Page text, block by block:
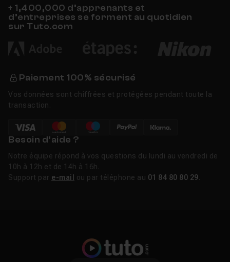
+ 1,400,000 d’apprenants et
d’entreprises se forment au quotidien
sur Tuto.com
Paiement 100% sécurisé
Vos données sont chiffrées et protégées pendant toute la
transaction.
Besoin d’aide ?
Notre équipe répond à vos questions du lundi au vendredi de
10h à 12h et de 14h à 16h.
Support par e-mail ou par téléphone au 01 84 80 80 29